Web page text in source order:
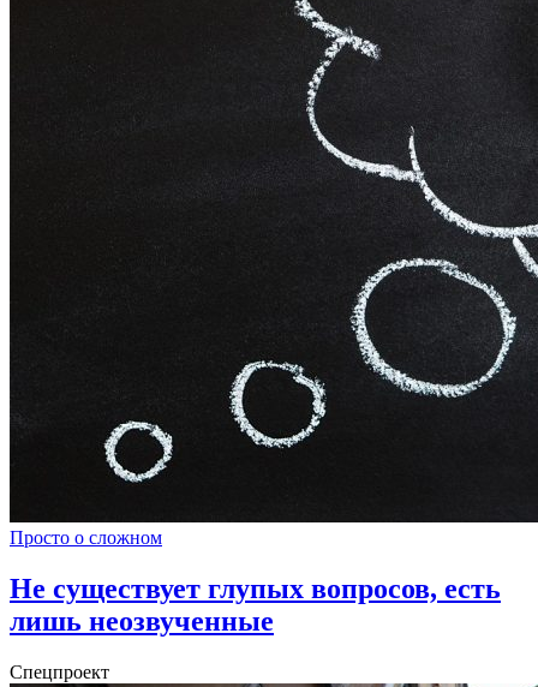
Просто о сложном
Не существует глупых вопросов, есть
лишь неозвученные
Спецпроект